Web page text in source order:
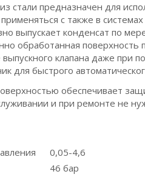
стали предназначен для
с также в
выпускает конденсат по
обработанная поверхность
клапана даже при
для быстрого
обеспечивает
и при ремонте не
0,05-4,6
46 бар